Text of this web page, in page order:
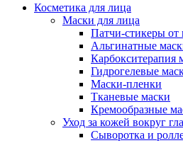
Косметика для лица
Маски для лица
Патчи-стикеры
Альгинатные
Карбокситерапия
Гидрогелевые
Маски-пленки
Тканевые маски
Кремообразные
Уход за кожей вокруг
Сыворотка и